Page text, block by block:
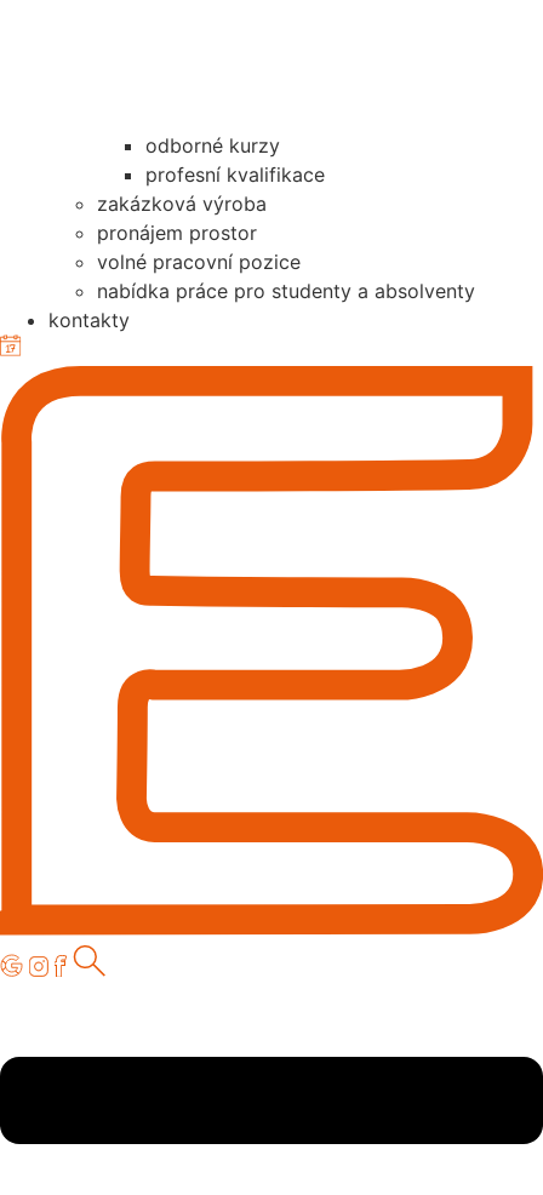
odborné kurzy
profesní kvalifikace
zakázková výroba
pronájem prostor
volné pracovní pozice
nabídka práce pro studenty a absolventy
kontakty